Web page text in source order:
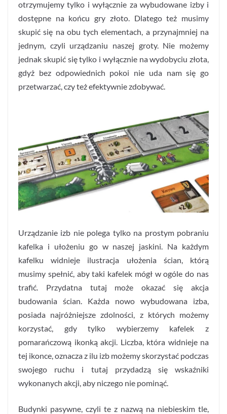
otrzymujemy tylko i wyłącznie za wybudowane izby i
dostępne na końcu gry złoto. Dlatego też musimy
skupić się na obu tych elementach, a przynajmniej na
jednym, czyli urządzaniu naszej groty. Nie możemy
jednak skupić się tylko i wyłącznie na wydobyciu złota,
gdyż bez odpowiednich pokoi nie uda nam się go
przetwarzać, czy też efektywnie zdobywać.
Urządzanie izb nie polega tylko na prostym pobraniu
kafelka i ułożeniu go w naszej jaskini. Na każdym
kafelku widnieje ilustracja ułożenia ścian, którą
musimy spełnić, aby taki kafelek mógł w ogóle do nas
trafić. Przydatna tutaj może okazać się akcja
budowania ścian. Każda nowo wybudowana izba,
posiada najróżniejsze zdolności, z których możemy
korzystać, gdy tylko wybierzemy kafelek z
pomarańczową ikonką akcji. Liczba, która widnieje na
tej ikonce, oznacza z ilu izb możemy skorzystać podczas
swojego ruchu i tutaj przydadzą się wskaźniki
wykonanych akcji, aby niczego nie pominąć.
Budynki pasywne, czyli te z nazwą na niebieskim tle,